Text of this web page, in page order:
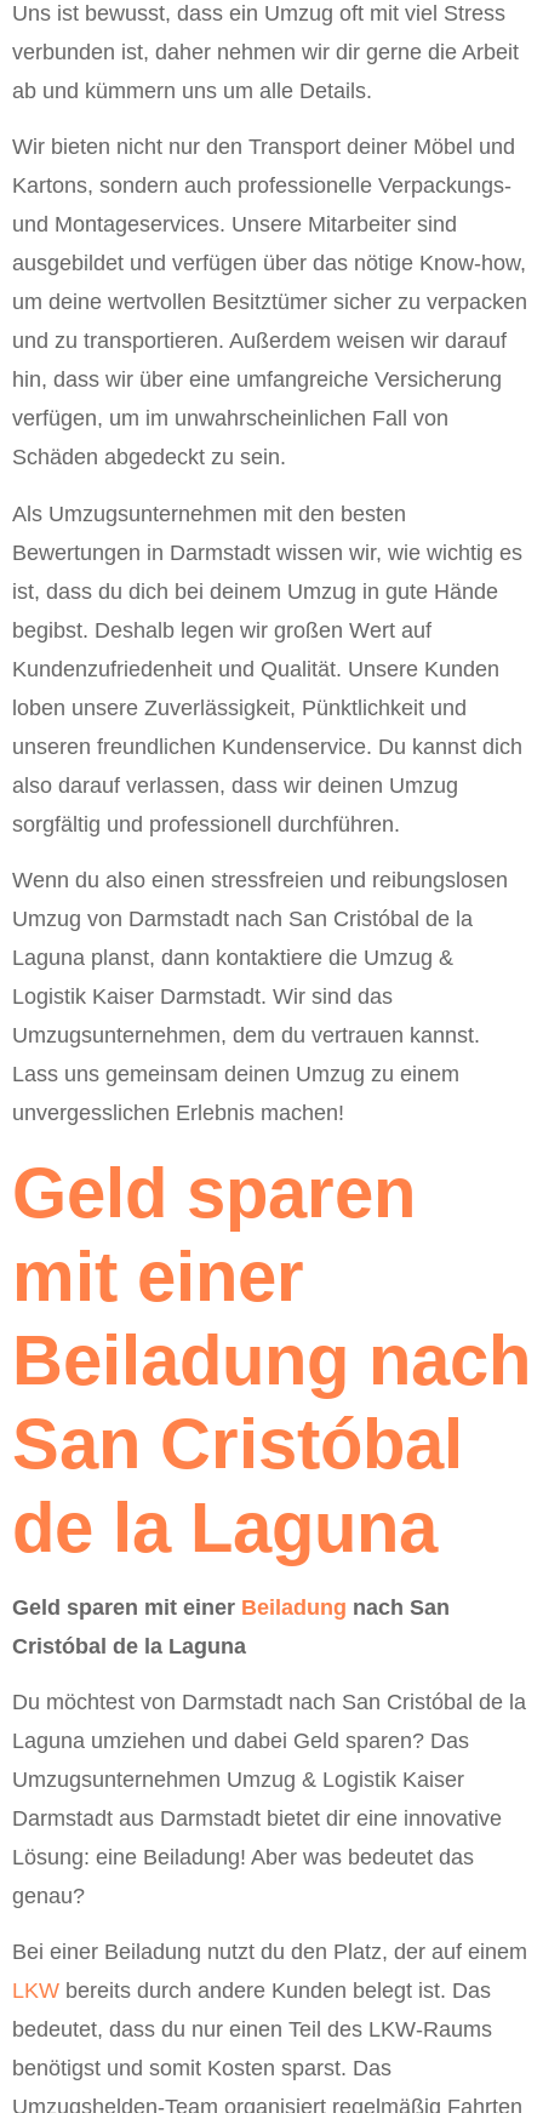
Uns ist bewusst, dass ein Umzug oft mit viel Stress
verbunden ist, daher nehmen wir dir gerne die Arbeit
ab und kümmern uns um alle Details.
Wir bieten nicht nur den Transport deiner Möbel und
Kartons, sondern auch professionelle Verpackungs-
und Montageservices. Unsere Mitarbeiter sind
ausgebildet und verfügen über das nötige Know-how,
um deine wertvollen Besitztümer sicher zu verpacken
und zu transportieren. Außerdem weisen wir darauf
hin, dass wir über eine umfangreiche Versicherung
verfügen, um im unwahrscheinlichen Fall von
Schäden abgedeckt zu sein.
Als Umzugsunternehmen mit den besten
Bewertungen in Darmstadt wissen wir, wie wichtig es
ist, dass du dich bei deinem Umzug in gute Hände
begibst. Deshalb legen wir großen Wert auf
Kundenzufriedenheit und Qualität. Unsere Kunden
loben unsere Zuverlässigkeit, Pünktlichkeit und
unseren freundlichen Kundenservice. Du kannst dich
also darauf verlassen, dass wir deinen Umzug
sorgfältig und professionell durchführen.
Wenn du also einen stressfreien und reibungslosen
Umzug von Darmstadt nach San Cristóbal de la
Laguna planst, dann kontaktiere die Umzug &
Logistik Kaiser Darmstadt. Wir sind das
Umzugsunternehmen, dem du vertrauen kannst.
Lass uns gemeinsam deinen Umzug zu einem
unvergesslichen Erlebnis machen!
Geld sparen
mit einer
Beiladung nach
San Cristóbal
de la Laguna
Geld sparen mit einer Beiladung nach San
Cristóbal de la Laguna
Du möchtest von Darmstadt nach San Cristóbal de la
Laguna umziehen und dabei Geld sparen? Das
Umzugsunternehmen Umzug & Logistik Kaiser
Darmstadt aus Darmstadt bietet dir eine innovative
Lösung: eine Beiladung! Aber was bedeutet das
genau?
Bei einer Beiladung nutzt du den Platz, der auf einem
LKW bereits durch andere Kunden belegt ist. Das
bedeutet, dass du nur einen Teil des LKW-Raums
benötigst und somit Kosten sparst. Das
Umzugshelden-Team organisiert regelmäßig Fahrten